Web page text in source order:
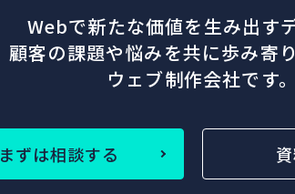
Webで新たな価値を生み出す
顧客の課題や悩みを共に歩み寄
ウェブ制作会社です。
まずは相談する